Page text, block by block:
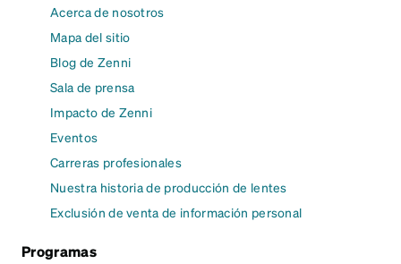
Acerca de nosotros
Mapa del sitio
Blog de Zenni
Sala de prensa
Impacto de Zenni
Eventos
Carreras profesionales
Nuestra historia de producción de lentes
Exclusión de venta de información personal
Programas